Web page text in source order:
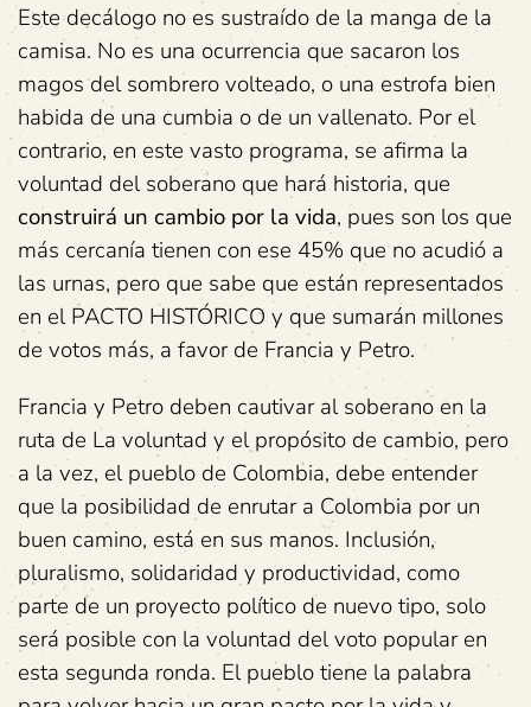
Este decálogo no es sustraído de la manga de la
camisa. No es una ocurrencia que sacaron los
magos del sombrero volteado, o una estrofa bien
habida de una cumbia o de un vallenato. Por el
contrario, en este vasto programa, se afirma la
voluntad del soberano que hará historia, que
construirá un cambio por la vida, pues son los que
más cercanía tienen con ese 45% que no acudió a
las urnas, pero que sabe que están representados
en el PACTO HISTÓRICO y que sumarán millones
de votos más, a favor de Francia y Petro.
Francia y Petro deben cautivar al soberano en la
ruta de La voluntad y el propósito de cambio, pero
a la vez, el pueblo de Colombia, debe entender
que la posibilidad de enrutar a Colombia por un
buen camino, está en sus manos. Inclusión,
pluralismo, solidaridad y productividad, como
parte de un proyecto político de nuevo tipo, solo
será posible con la voluntad del voto popular en
esta segunda ronda. El pueblo tiene la palabra